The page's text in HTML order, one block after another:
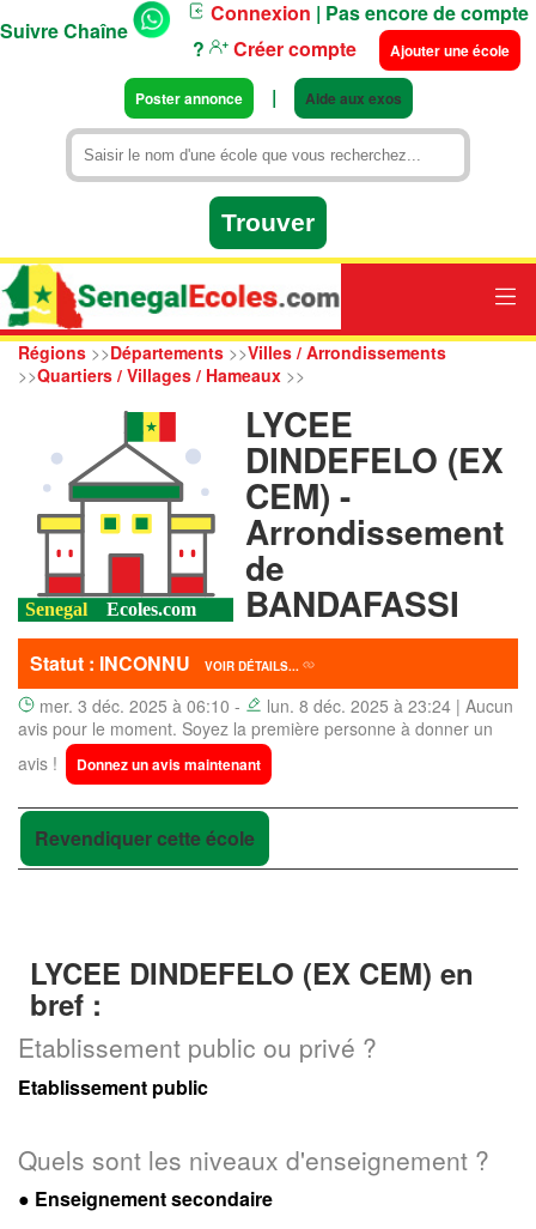
Suivre Chaîne
Connexion | Pas encore de compte
?
Créer compte Ajouter une école
Poster annonce | Aide aux exos
Régions >>Départements >>Villes / Arrondissements
>>Quartiers / Villages / Hameaux >>
LYCEE
DINDEFELO (EX
CEM) -
Arrondissement
de
BANDAFASSI
Statut : INCONNU VOIR DÉTAILS...
mer. 3 déc. 2025 à 06:10 -
lun. 8 déc. 2025 à 23:24 | Aucun
avis pour le moment. Soyez la première personne à donner un
avis !
Donnez un avis maintenant
Revendiquer cette école
LYCEE DINDEFELO (EX CEM) en
bref :
Etablissement public ou privé ?
Etablissement public
Quels sont les niveaux d'enseignement ?
● Enseignement secondaire